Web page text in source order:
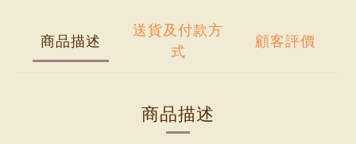
商品描述
送貨及付款方
式
顧客評價
商品描述